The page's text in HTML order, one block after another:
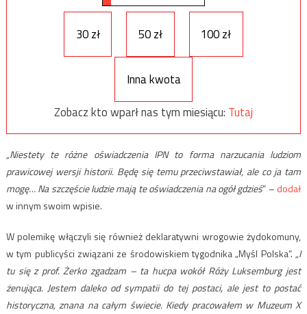
30 zł 50 zł 100 zł
Inna kwota
Zobacz kto wparł nas tym miesiącu: Tutaj
„Niestety te różne oświadczenia IPN to forma narzucania ludziom
prawicowej wersji historii. Będę się temu przeciwstawiał, ale co ja tam
mogę… Na szczęście ludzie mają te oświadczenia na ogół gdzieś” – dodał
w innym swoim wpisie.
W polemikę włączyli się również deklaratywni wrogowie żydokomuny,
w tym publicyści związani ze środowiskiem tygodnika „Myśl Polska”.„I
tu się z prof. Żerko zgadzam – ta hucpa wokół Róży Luksemburg jest
żenująca. Jestem daleko od sympatii do tej postaci, ale jest to postać
historyczna, znana na całym świecie. Kiedy pracowałem w Muzeum X